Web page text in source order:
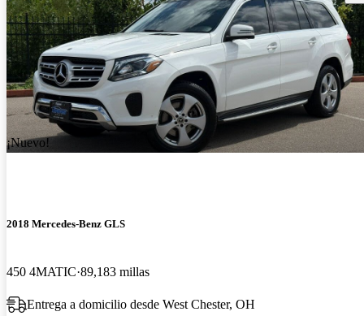
¡Nuevo!
2018 Mercedes-Benz GLS
450 4MATIC 89,183 millas
Entrega a domicilio desde West Chester, OH